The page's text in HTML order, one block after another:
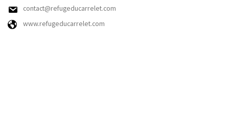
contact@refugeducarrelet.com
www.refugeducarrelet.com